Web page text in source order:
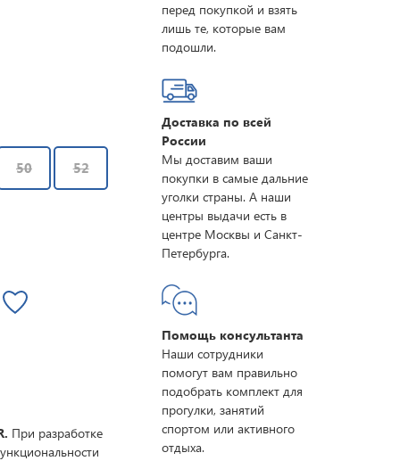
50 52
При разработке
перед покупкой и взять
лишь те, которые вам
подошли.
Доставка по всей
России
Мы доставим ваши
покупки в самые дальние
уголки страны. А наши
центры выдачи есть в
центре Москвы и Санкт-
Петербурга.
Помощь консультанта
Наши сотрудники
помогут вам правильно
подобрать комплект для
прогулки, занятий
спортом или активного
отдыха.